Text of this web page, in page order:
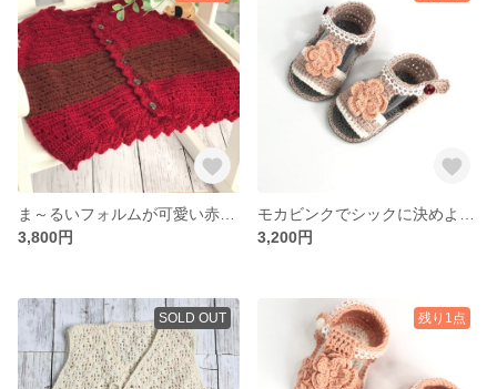
3,800円
3,200円
SOLD OUT 残り1点